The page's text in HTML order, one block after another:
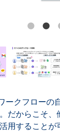
ークフローの
だからこそ、
用することが